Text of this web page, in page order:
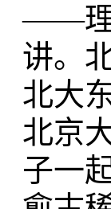
——理
讲。
北大
北京
子一